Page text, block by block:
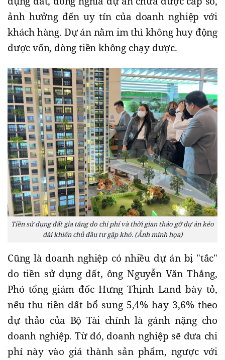
ảnh hưởng đến uy tín của doanh nghiệp với
khách hàng. Dự án nằm im thì không huy động
được vốn, dòng tiền không chạy được.
Tiền sử dụng đất gia tăng do chi phí và thời gian tháo gỡ dự án kéo
dài khiến chủ đầu tư gặp khó. (Ảnh minh họa)
Cũng là doanh nghiệp có nhiều dự án bị "tắc"
do tiền sử dụng đất, ông Nguyễn Văn Thắng,
Phó tổng giám đốc Hưng Thịnh Land bày tỏ,
nếu thu tiền đất bổ sung 5,4% hay 3,6% theo
dự thảo của Bộ Tài chính là gánh nặng cho
doanh nghiệp. Từ đó, doanh nghiệp sẽ đưa chi
phí này vào giá thành sản phẩm, ngược với